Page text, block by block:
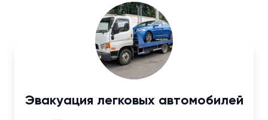
Эвакуация легковых автомобилей